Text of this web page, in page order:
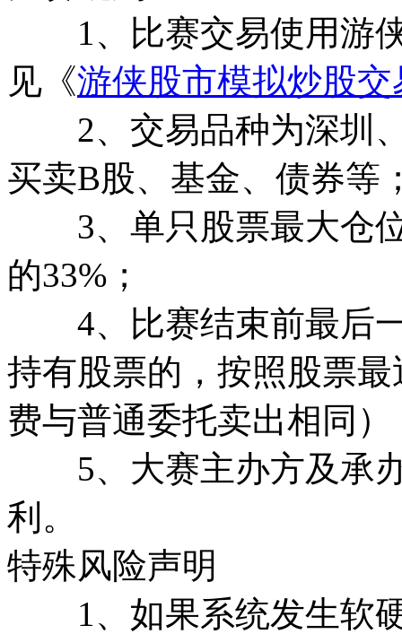
1、比赛交易使用游侠
见《游侠股市模拟炒股交
2、交易品种为深圳、
买卖B股、基金、债券等
3、单只股票最大仓位
的33%；
4、比赛结束前最后一
持有股票的，按照股票
费与普通委托卖出相同）
5、大赛主办方及承办
利。
特殊风险声明
1、如果系统发生软硬